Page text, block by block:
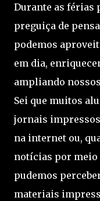
Durante as férias
preguiça de
podemos
em dia,
ampliando
Sei que muitos
jornais
na internet ou,
notícias por meio
pudemos
materiais